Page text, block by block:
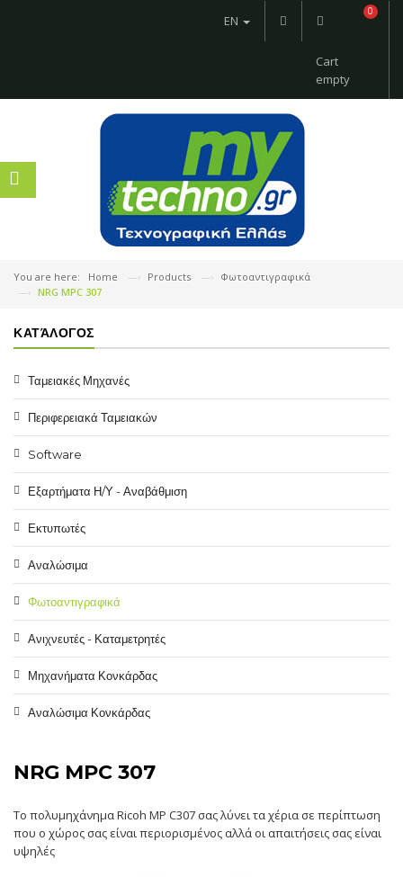
0
Cart
empty
EN
You are here: Home Products
Φωτοαντιγραφικά
NRG MPC 307
ΚΑΤΆΛΟΓΟΣ
Ταμειακές Μηχανές
Περιφερειακά Ταμειακών
Software
Εξαρτήματα Η/Υ - Αναβάθμιση
Εκτυπωτές
Αναλώσιμα
Φωτοαντιγραφικά
Ανιχνευτές - Καταμετρητές
Μηχανήματα Κονκάρδας
Αναλώσιμα Κονκάρδας
NRG MPC 307
Το πολυμηχάνημα Ricoh MP C307 σας λύνει τα χέρια σε περίπτωση
που ο χώρος σας είναι περιορισμένος αλλά οι απαιτήσεις σας είναι
υψηλές